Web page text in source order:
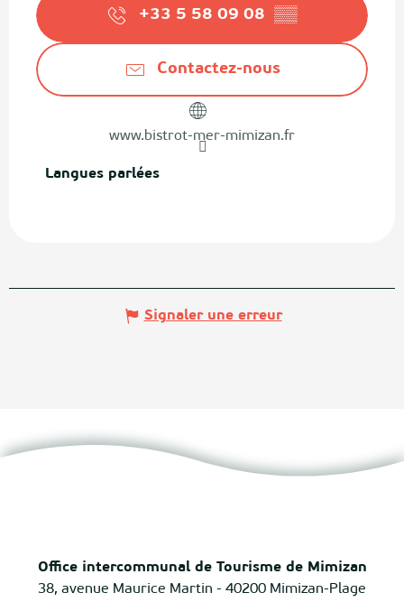
+33 5 58 09 08 ▒▒
Contactez-nous
www.bistrot-mer-mimizan.fr
Langues parlées
Langues parlées
Signaler une erreur
Office intercommunal de Tourisme de Mimizan
38, avenue Maurice Martin - 40200 Mimizan-Plage